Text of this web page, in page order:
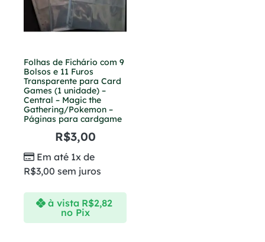
Folhas de Fichário com 9
Bolsos e 11 Furos
Transparente para Card
Games (1 unidade) –
Central – Magic the
Gathering/Pokemon –
Páginas para cardgame
R$3,00
Em até 1x de
R$3,00 sem juros
à vista R$2,82
no Pix